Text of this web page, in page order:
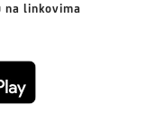
na linkovima